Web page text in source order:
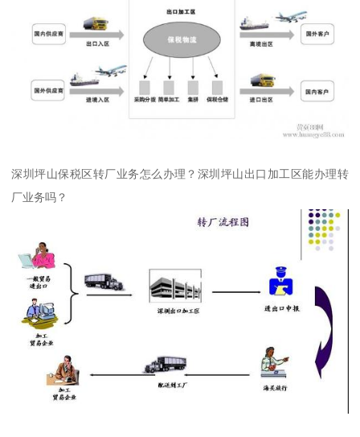
深圳坪山保税区转厂业务怎么办理？深圳坪山出口加工区能办理转
厂业务吗？